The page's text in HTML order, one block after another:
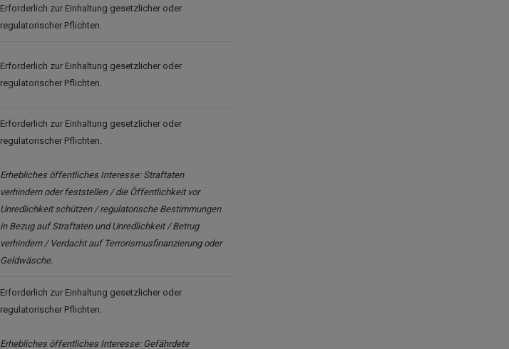
Erforderlich zur Einhaltung gesetzlicher oder
regulatorischer Pflichten.
Erforderlich zur Einhaltung gesetzlicher oder
regulatorischer Pflichten.
Erforderlich zur Einhaltung gesetzlicher oder
regulatorischer Pflichten.
Erhebliches öffentliches Interesse: Straftaten
verhindern oder feststellen / die Öffentlichkeit vor
Unredlichkeit schützen / regulatorische Bestimmungen
in Bezug auf Straftaten und Unredlichkeit / Betrug
verhindern / Verdacht auf Terrorismusfinanzierung oder
Geldwäsche.
Erforderlich zur Einhaltung gesetzlicher oder
regulatorischer Pflichten.
Erhebliches öffentliches Interesse: Gefährdete